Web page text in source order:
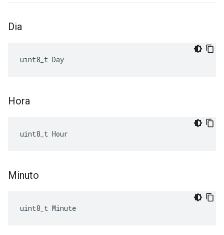
Dia
uint8_t Day
Hora
uint8_t Hour
Minuto
uint8_t Minute